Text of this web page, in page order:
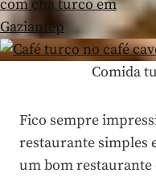
Comida
Fico sempre
restaurante simples
um bom